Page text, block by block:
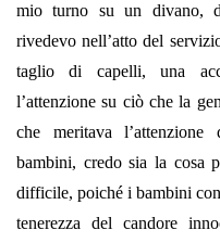
mio turno su un divano,
rivedevo nell’atto del
taglio di capelli, una
l’attenzione su ciò che la
che meritava l’attenzione
bambini, credo sia la cosa
difficile, poiché i bambini
tenerezza del candore